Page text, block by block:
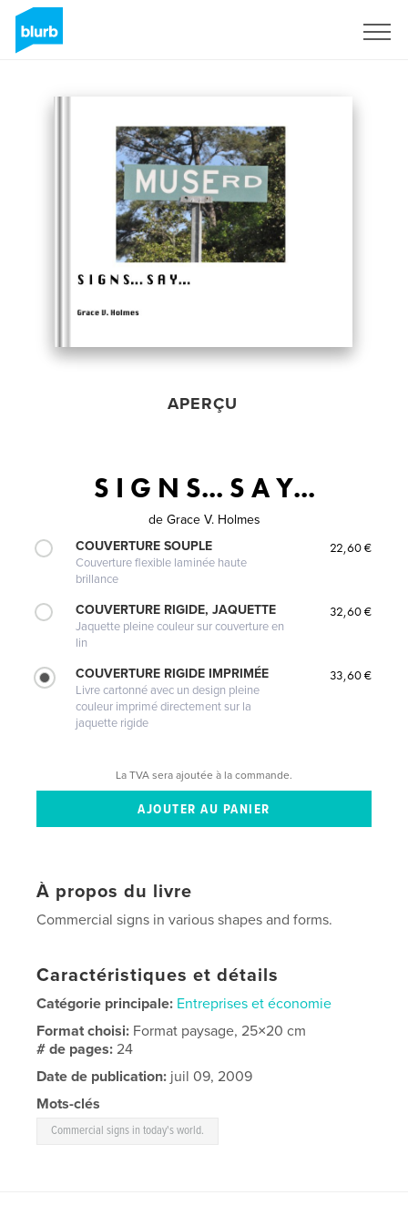
APERÇU
S I G N S... S A Y...
de Grace V. Holmes
COUVERTURE SOUPLE
Couverture flexible laminée haute
brillance
22,60 €
COUVERTURE RIGIDE, JAQUETTE
Jaquette pleine couleur sur couverture en
lin
32,60 €
COUVERTURE RIGIDE IMPRIMÉE
Livre cartonné avec un design pleine
couleur imprimé directement sur la
jaquette rigide
33,60 €
La TVA sera ajoutée à la commande.
À propos du livre
Commercial signs in various shapes and forms.
Caractéristiques et détails
Catégorie principale: Entreprises et économie
Format choisi: Format paysage, 25×20 cm
# de pages:24
Date de publication: juil 09, 2009
Mots-clés
Commercial signs in today's world.